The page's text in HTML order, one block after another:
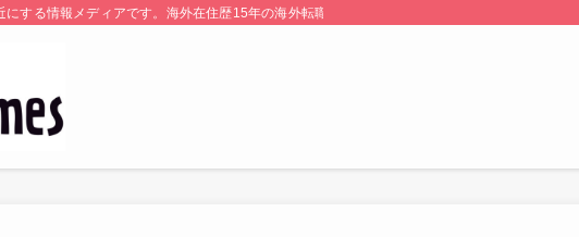
する情報メディアです。海外在住歴15年の海外転職のプロが監修・運営しています。